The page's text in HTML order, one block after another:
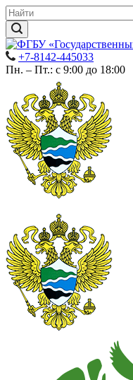
+7-8142-445033
Пн. – Пт.: с 9:00 до 18:00